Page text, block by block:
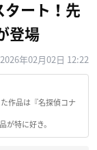
タート！先
登場
2026年02月02日 12:22
作品は『名探偵コナ
が特に好き。